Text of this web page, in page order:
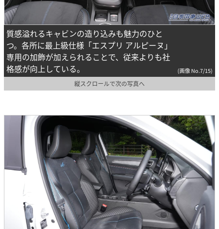
質感溢れるキャビンの造り込みも魅力のひと
つ。各所に最上級仕様「エスプリ アルピーヌ」
専用の加飾が加えられることで、従来よりも社
格感が向上している。
(画像 No.7/15)
縦スクロールで次の写真へ